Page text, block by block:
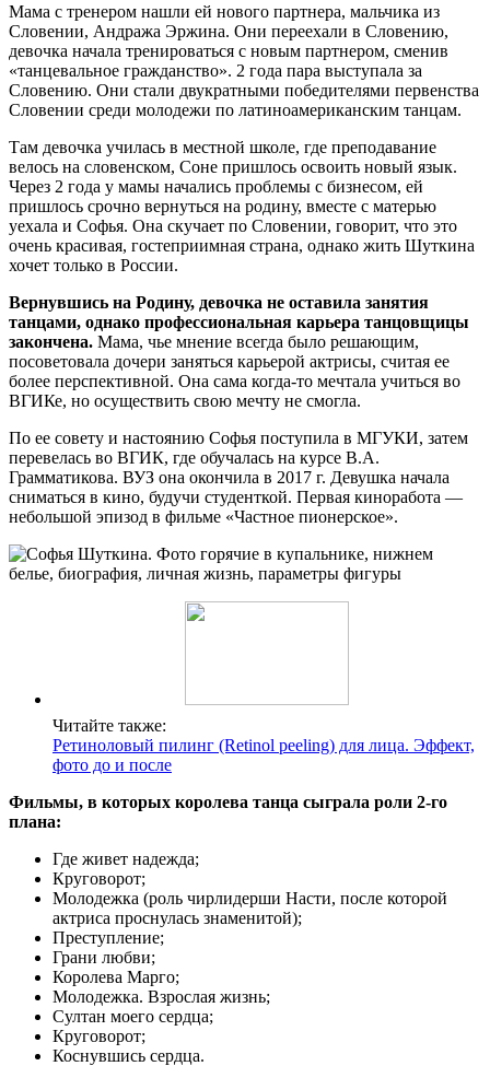
Мама с тренером нашли ей нового партнера, мальчика из
Словении, Андража Эржина. Они переехали в Словению,
девочка начала тренироваться с новым партнером, сменив
«танцевальное гражданство». 2 года пара выступала за
Словению. Они стали двукратными победителями первенства
Словении среди молодежи по латиноамериканским танцам.
Там девочка училась в местной школе, где преподавание
велось на словенском, Соне пришлось освоить новый язык.
Через 2 года у мамы начались проблемы с бизнесом, ей
пришлось срочно вернуться на родину, вместе с матерью
уехала и Софья. Она скучает по Словении, говорит, что это
очень красивая, гостеприимная страна, однако жить Шуткина
хочет только в России.
Вернувшись на Родину, девочка не оставила занятия
танцами, однако профессиональная карьера танцовщицы
закончена. Мама, чье мнение всегда было решающим,
посоветовала дочери заняться карьерой актрисы, считая ее
более перспективной. Она сама когда-то мечтала учиться во
ВГИКе, но осуществить свою мечту не смогла.
По ее совету и настоянию Софья поступила в МГУКИ, затем
перевелась во ВГИК, где обучалась на курсе В.А.
Грамматикова. ВУЗ она окончила в 2017 г. Девушка начала
сниматься в кино, будучи студенткой. Первая киноработа —
небольшой эпизод в фильме «Частное пионерское».
Читайте также:
Ретиноловый пилинг (Retinol peeling) для лица. Эффект,
фото до и после
Фильмы, в которых королева танца сыграла роли 2-го
плана:
Где живет надежда;
Круговорот;
Молодежка (роль чирлидерши Насти, после которой
актриса проснулась знаменитой);
Преступление;
Грани любви;
Королева Марго;
Молодежка. Взрослая жизнь;
Султан моего сердца;
Круговорот;
Коснувшись сердца.